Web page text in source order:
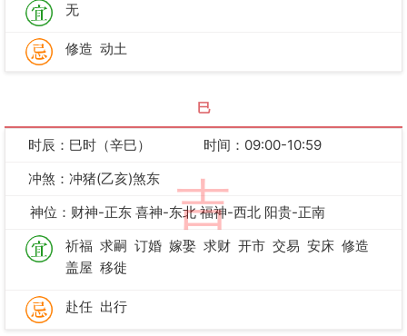
无
修造 动土
巳
吉
时辰：巳时（辛巳）
时间：09:00-10:59
冲煞：冲猪(乙亥)煞东
神位：财神-正东 喜神-东北 福神-西北 阳贵-正南
祈福 求嗣 订婚 嫁娶 求财 开市 交易 安床 修造
盖屋 移徙
赴任 出行